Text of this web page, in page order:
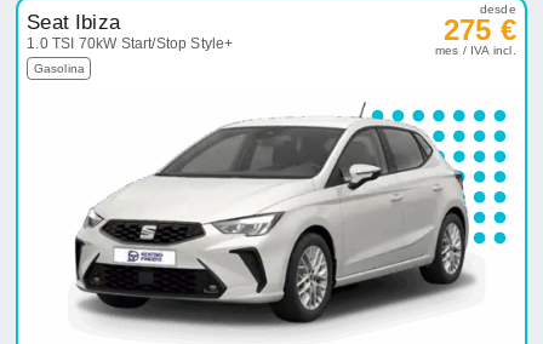
Seat Ibiza
1.0 TSI 70kW Start/Stop Style+
Gasolina
desde
275 €
mes / IVA incl.